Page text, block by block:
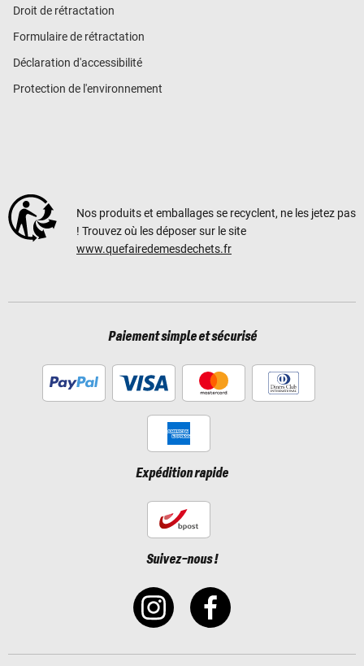
Droit de rétractation
Formulaire de rétractation
Déclaration d'accessibilité
Protection de l'environnement
Nos produits et emballages se recyclent, ne les jetez pas
! Trouvez où les déposer sur le site
www.quefairedemesdechets.fr
Paiement simple et sécurisé
Expédition rapide
Suivez-nous !